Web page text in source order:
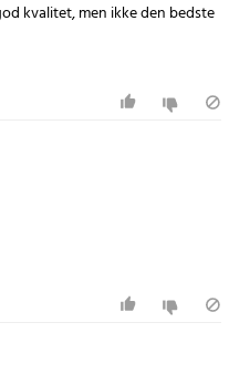
kvalitet, men ikke den bedste